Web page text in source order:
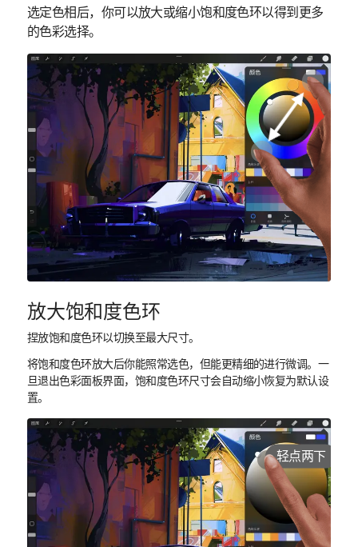
选定色相后，你可以放大或缩小饱和度色环以得到更多
的色彩选择。
放大饱和度色环
捏放饱和度色环以切换至最大尺寸。
将饱和度色环放大后你能照常选色，但能更精细的进行微调。一
旦退出色彩面板界面，饱和度色环尺寸会自动缩小恢复为默认设
置。
轻点两下